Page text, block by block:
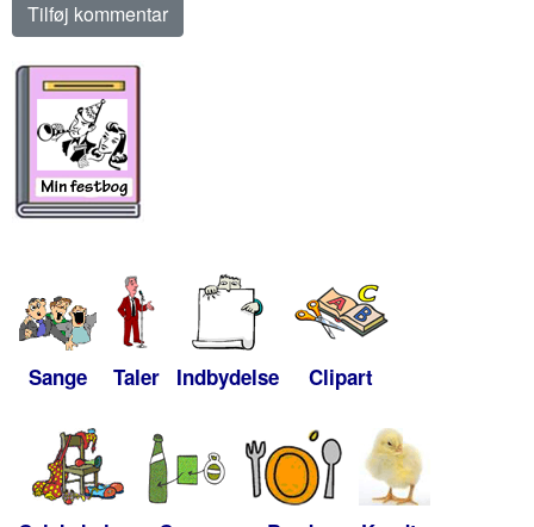
Sange Taler Indbydelse Clipart